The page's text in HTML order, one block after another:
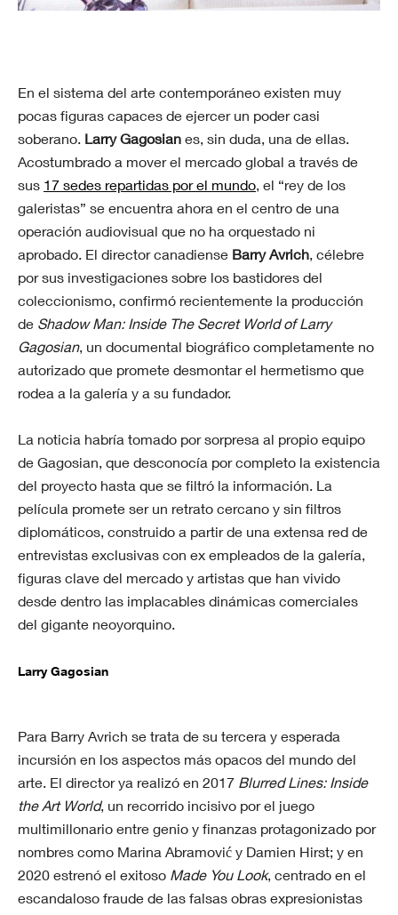
En el sistema del arte contemporáneo existen muy
pocas figuras capaces de ejercer un poder casi
soberano. Larry Gagosian es, sin duda, una de ellas.
Acostumbrado a mover el mercado global a través de
sus 17 sedes repartidas por el mundo, el “rey de los
galeristas” se encuentra ahora en el centro de una
operación audiovisual que no ha orquestado ni
aprobado. El director canadiense Barry Avrich, célebre
por sus investigaciones sobre los bastidores del
coleccionismo, confirmó recientemente la producción
de Shadow Man: Inside The Secret World of Larry
Gagosian, un documental biográfico completamente no
autorizado que promete desmontar el hermetismo que
rodea a la galería y a su fundador.
La noticia habría tomado por sorpresa al propio equipo
de Gagosian, que desconocía por completo la existencia
del proyecto hasta que se filtró la información. La
película promete ser un retrato cercano y sin filtros
diplomáticos, construido a partir de una extensa red de
entrevistas exclusivas con ex empleados de la galería,
figuras clave del mercado y artistas que han vivido
desde dentro las implacables dinámicas comerciales
del gigante neoyorquino.
Larry Gagosian
Para Barry Avrich se trata de su tercera y esperada
incursión en los aspectos más opacos del mundo del
arte. El director ya realizó en 2017 Blurred Lines: Inside
the Art World, un recorrido incisivo por el juego
multimillonario entre genio y finanzas protagonizado por
nombres como Marina Abramović y Damien Hirst; y en
2020 estrenó el exitoso Made You Look, centrado en el
escandaloso fraude de las falsas obras expresionistas